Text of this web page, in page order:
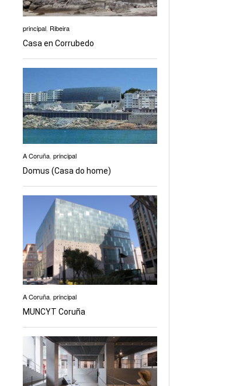
principal, Ribeira
Casa en Corrubedo
A Coruña, principal
Domus (Casa do home)
A Coruña principal
MUNCYT Coruña